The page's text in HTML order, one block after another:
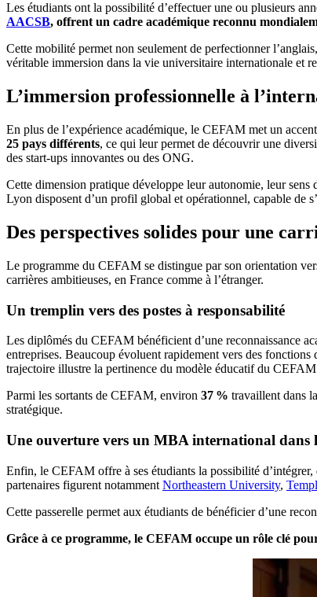
Les étudiants ont la possibilité d’effectuer une ou plusieurs
AACSB, offrent un cadre académique reconnu
Cette mobilité permet non seulement de perfectionner
véritable immersion dans la vie universitaire internationale et
L’immersion professionnelle à
En plus de l’expérience académique, le CEFAM met un
25 pays différents, ce qui leur permet de découvrir une
des start-ups innovantes ou des ONG.
Cette dimension pratique développe leur autonomie, leur
Lyon disposent d’un profil global et opérationnel, capable de
Des perspectives solides pour une
Le programme du CEFAM se distingue par son orientation
carrières ambitieuses, en France comme à l’étranger.
Un tremplin vers des postes à responsabilité
Les diplômés du CEFAM bénéficient d’une reconnaissance
entreprises. Beaucoup évoluent rapidement vers des
trajectoire illustre la pertinence du modèle éducatif du
Parmi les sortants de CEFAM, environ 37 % travaillent dans
stratégique.
Une ouverture vers un MBA international dans
Enfin, le CEFAM offre à ses étudiants la possibilité
partenaires figurent notamment Northeastern University,
Cette passerelle permet aux étudiants de bénéficier d’une
Grâce à ce programme, le CEFAM occupe un rôle clé